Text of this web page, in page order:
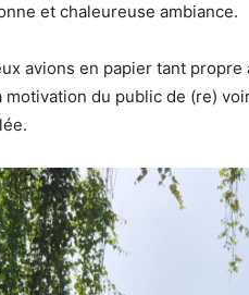
et chaleureuse ambiance.
avions en papier tant propre
du public de (re)